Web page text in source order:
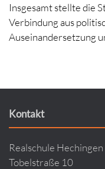
Insgesamt stellte die
Verbindung aus
Auseinandersetzung
Kontakt
Realschule Hechingen
Tobelstraße 10